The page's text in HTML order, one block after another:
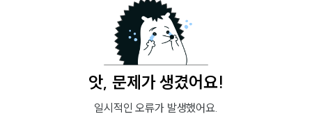
앗, 문제가 생겼어요!
일시적인 오류가 발생했어요.